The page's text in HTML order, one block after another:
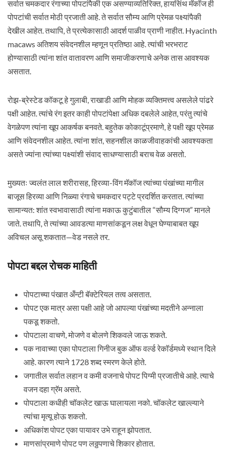
सर्वात चमकदार रंगाच्या पोपटांपैकी एक असण्याव्यतिरिक्त, हायसिंथ मॅकॉज ही
पोपटांची सर्वात मोठी प्रजाती आहे. ते सर्वात सौम्य आणि प्रेमळ पक्ष्यांपैकी
देखील आहेत. तथापि, ते प्रत्येकासाठी आदर्श पाळीव प्राणी नाहीत. Hyacinth
macaws अतिशय संवेदनशील म्हणून प्रतिष्ठा आहे. त्यांची भरभराट
होण्यासाठी त्यांना शांत वातावरण आणि समाजीकरणाचे अनेक तास आवश्यक
असतात.
रोझ-ब्रेस्टेड कॉकटू हे गुलाबी, राखाडी आणि मोहक व्यक्तिमत्त्व असलेले पांढरे
पक्षी आहेत. त्यांचे रंग इतर काही पोपटांपेक्षा अधिक दबलेले आहेत, परंतु त्यांचे
वेगळेपण त्यांना खूप आकर्षक बनवते. बहुतेक कोकाटूंप्रमाणे, हे पक्षी खूप प्रेमळ
आणि संवेदनशील आहेत. त्यांना शांत, सहनशील काळजीवाहकांची आवश्यकता
असते ज्यांना त्यांच्या पक्ष्यांशी संवाद साधण्यासाठी बराच वेळ असतो.
मुख्यतः ज्वलंत लाल शरीरासह, हिरव्या-विंग मॅकॉज त्यांच्या पंखांच्या मागील
बाजूस हिरव्या आणि निळ्या रंगाचे चमकदार पट्टे प्रदर्शित करतात. त्यांच्या
सामान्यत: शांत स्वभावासाठी त्यांना मकाऊ कुटुंबातील “सौम्य दिग्गज” मानले
जाते. तथापि, ते त्यांच्या आवडत्या माणसांकडून लक्ष वेधून घेण्याबाबत खूप
अविचल असू शकतात—वेड नसले तर.
पोपटा बद्दल रोचक माहिती
पोपटाच्या पंखात अँन्टी बॅक्टेरियल तत्व असतात.
पोपट एक मात्र असा पक्षी आहे जो आपल्या पंखांच्या मदतीने अन्नाला
पकडू शकतो.
पोपटाला वाचणे, मोजणे व बोलणे शिकवले जाऊ शकते.
पक नावाच्या एका पोपटाला गिनीज बुक ऑफ वर्ल्ड रेकॉर्डमध्ये स्थान दिले
आहे. कारण त्याने 1728 शब्द स्मरण केले होते.
जगातील सर्वात लहान व कमी वजनाचे पोपट पिग्मी प्रजातीचे आहे. त्याचे
वजन दहा ग्रॅम असते.
पोपटाला कधीही चॉकलेट खाऊ घालायला नको. चॉकलेट खाल्ल्याने
त्यांचा मृत्यू होऊ शकतो.
अधिकांश पोपट एका पायावर उभे राहून झोपतात.
माणसांप्रमाणे पोपट पण लठ्ठपणाचे शिकार होतात.